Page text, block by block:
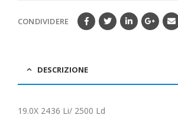
CONDIVIDERE
DESCRIZIONE
19.0X 2436 Li/ 2500 Ld